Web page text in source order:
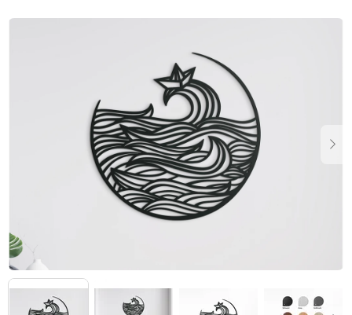
Produktbewertung